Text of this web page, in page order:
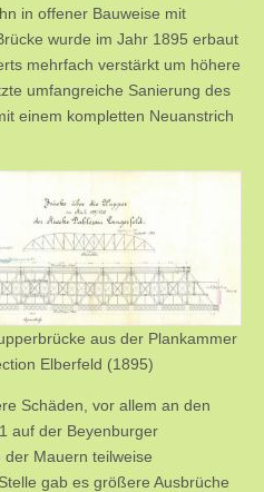
in offener Bauweise mit
wurde im Jahr 1895 erbaut
mehrfach verstärkt um höhere
umfangreiche Sanierung des
einem kompletten Neuanstrich
aus der Plankammer
Elberfeld (1895)
Schäden, vor allem an den
auf der Beyenburger
Mauern teilweise
gab es größere Ausbrüche